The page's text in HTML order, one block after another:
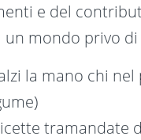
e del
mondo privo di
la mano chi
tramandate